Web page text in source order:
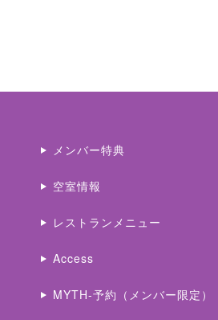
メンバー特典
空室情報
レストランメニュー
Access
MYTH-予約（メンバー限定）